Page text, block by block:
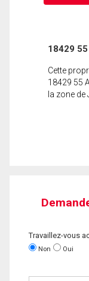
18429
Cette
18429 55
la zone de
Travaillez-vous
Non Oui